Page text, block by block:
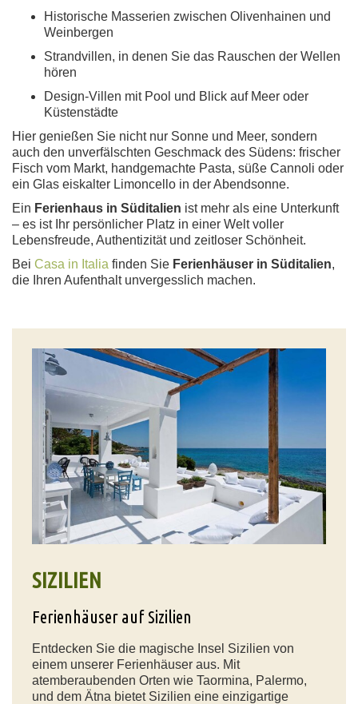
Historische Masserien zwischen Olivenhainen und
Weinbergen
Strandvillen, in denen Sie das Rauschen der Wellen
hören
Design-Villen mit Pool und Blick auf Meer oder
Küstenstädte
Hier genießen Sie nicht nur Sonne und Meer, sondern
auch den unverfälschten Geschmack des Südens: frischer
Fisch vom Markt, handgemachte Pasta, süße Cannoli oder
ein Glas eiskalter Limoncello in der Abendsonne.
Ein Ferienhaus in Süditalien ist mehr als eine Unterkunft
– es ist Ihr persönlicher Platz in einer Welt voller
Lebensfreude, Authentizität und zeitloser Schönheit.
Bei Casa in Italia finden Sie Ferienhäuser in Süditalien,
die Ihren Aufenthalt unvergesslich machen.
SIZILIEN
Ferienhäuser auf Sizilien
Entdecken Sie die magische Insel Sizilien von
einem unserer Ferienhäuser aus. Mit
atemberaubenden Orten wie Taormina, Palermo,
und dem Ätna bietet Sizilien eine einzigartige